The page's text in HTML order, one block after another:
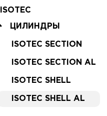
ISOTEC
ЦИЛИНДРЫ
ISOTEC SECTION
ISOTEC SECTION AL
ISOTEC SHELL
ISOTEC SHELL AL